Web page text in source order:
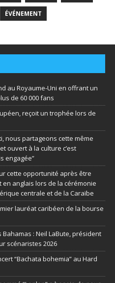
ÉVÉNEMENT
au Royaume-Uni en offrant un
de 60 000 fans
reçoit un trophée lors de
nous partageons cette même
ouvert à la culture c’est
engagée”
cette opportunité après être
en anglais lors de la cérémonie
centrale et de la Caraïbe
lauréat caribéen de la bourse
: Neil LaBute, président
scénaristes 2026
“Bachata bohemia” au Hard